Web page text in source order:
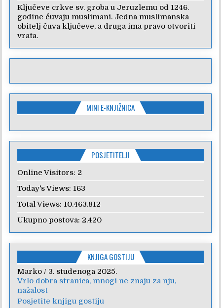
Ključeve crkve sv. groba u Jeruzlemu od 1246.
godine čuvaju muslimani. Jedna muslimanska
obitelj čuva ključeve, a druga ima pravo otvoriti
vrata.
MINI E-KNJIŽNICA
POSJETITELJI
Online Visitors: 2
Today's Views: 163
Total Views: 10.463.812
Ukupno postova: 2.420
KNJIGA GOSTIJU
Marko / 3. studenoga 2025.
Vrlo dobra stranica, mnogi ne znaju za nju,
nažalost
Anica/7. veljače 2024.
Poštovanje, draga kolegice! Hvala Vam na
nesebičnom radu i promoviranju...
Posjetite knjigu gostiju